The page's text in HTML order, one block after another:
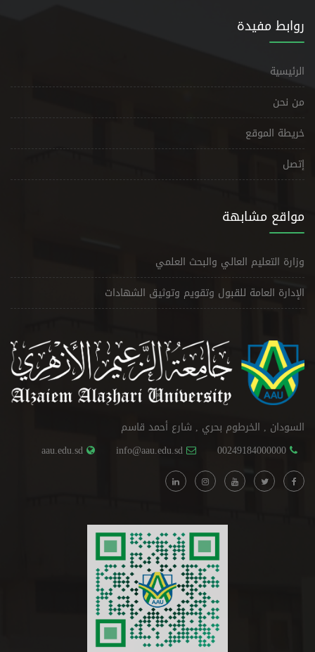
روابط مفيدة
الرئيسية
من نحن
خريطة الموقع
إتصل
مواقع مشابهة
وزارة التعليم العالي والبحث العلمي
الإدارة العامة للقبول وتقويم وتوثيق الشهادات
السودان , الخرطوم بحري , شارع أحمد قاسم
00249184000000
info@aau.edu.sd
aau.edu.sd